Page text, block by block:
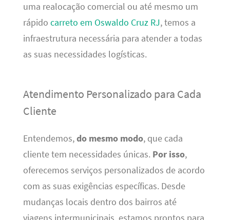
uma realocação comercial ou até mesmo um
rápido carreto em Oswaldo Cruz RJ, temos a
infraestrutura necessária para atender a todas
as suas necessidades logísticas.
Atendimento Personalizado para Cada
Cliente
Entendemos,do mesmo modo, que cada
cliente tem necessidades únicas. Por isso,
oferecemos serviços personalizados de acordo
com as suas exigências específicas. Desde
mudanças locais dentro dos bairros até